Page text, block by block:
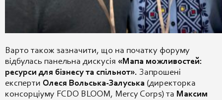
Варто також зазначити, що на початку форуму
відбулась панельна дискусія «Мапа можливостей:
ресурси для бізнесу та спільнот». Запрошені
експерти Олеся Вольська-Залуська (директорка
консорціуму FCDO BLOOM, Mercy Corps) та Максим